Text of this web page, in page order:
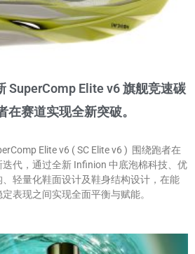
SuperComp Elite v6 旗舰竞速碳
在赛道实现全新突破。
Elite v6 ( SC Elite v6 ) 围绕跑者在
代，通过全新 Infinion 中底泡棉科技、优
轻量化鞋面设计及鞋身结构设计，在能
表现之间实现全面平衡与赋能。